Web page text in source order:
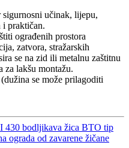
učinak, lijepu,
praktičan.
ograđenih prostora
zatvora, stražarskih
se na zid ili metalnu zaštitnu
za lakšu montažu.
se može prilagoditi
430 bodljikava žica BTO tip
ograda od zavarene žičane